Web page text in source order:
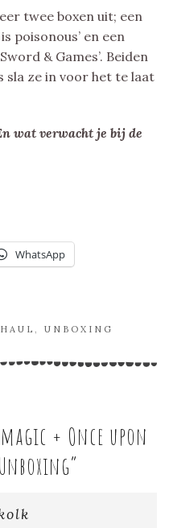
twee boxen uit; een
poisonous’ en een
& Games’. Beiden
sla ze in voor het te laat
wat verwacht je bij de
WhatsApp
HAUL , UNBOXING
+ Once upon
”